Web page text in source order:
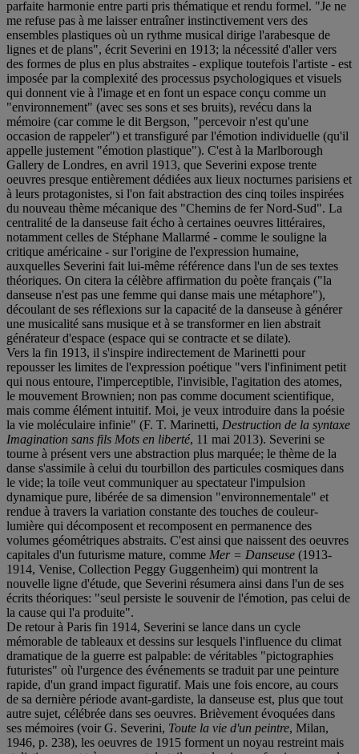
parfaite harmonie entre parti pris thématique et rendu formel. "Je ne
me refuse pas à me laisser entraîner instinctivement vers des
ensembles plastiques où un rythme musical dirige l'arabesque de
lignes et de plans", écrit Severini en 1913; la nécessité d'aller vers
des formes de plus en plus abstraites - explique toutefois l'artiste - est
imposée par la complexité des processus psychologiques et visuels
qui donnent vie à l'image et en font un espace conçu comme un
"environnement" (avec ses sons et ses bruits), revécu dans la
mémoire (car comme le dit Bergson, "percevoir n'est qu'une
occasion de rappeler") et transfiguré par l'émotion individuelle (qu'il
appelle justement "émotion plastique"). C'est à la Marlborough
Gallery de Londres, en avril 1913, que Severini expose trente
oeuvres presque entièrement dédiées aux lieux nocturnes parisiens et
à leurs protagonistes, si l'on fait abstraction des cinq toiles inspirées
du nouveau thème mécanique des "Chemins de fer Nord-Sud". La
centralité de la danseuse fait écho à certaines oeuvres littéraires,
notamment celles de Stéphane Mallarmé - comme le souligne la
critique américaine - sur l'origine de l'expression humaine,
auxquelles Severini fait lui-même référence dans l'un de ses textes
théoriques. On citera la célèbre affirmation du poète français ("la
danseuse n'est pas une femme qui danse mais une métaphore"),
découlant de ses réflexions sur la capacité de la danseuse à générer
une musicalité sans musique et à se transformer en lien abstrait
générateur d'espace (espace qui se contracte et se dilate).
Vers la fin 1913, il s'inspire indirectement de Marinetti pour
repousser les limites de l'expression poétique "vers l'infiniment petit
qui nous entoure, l'imperceptible, l'invisible, l'agitation des atomes,
le mouvement Brownien; non pas comme document scientifique,
mais comme élément intuitif. Moi, je veux introduire dans la poésie
la vie moléculaire infinie" (F. T. Marinetti, Destruction de la syntaxe
Imagination sans fils Mots en liberté, 11 mai 2013). Severini se
tourne à présent vers une abstraction plus marquée; le thème de la
danse s'assimile à celui du tourbillon des particules cosmiques dans
le vide; la toile veut communiquer au spectateur l'impulsion
dynamique pure, libérée de sa dimension "environnementale" et
rendue à travers la variation constante des touches de couleur-
lumière qui décomposent et recomposent en permanence des
volumes géométriques abstraits. C'est ainsi que naissent des oeuvres
capitales d'un futurisme mature, comme Mer = Danseuse (1913-
1914, Venise, Collection Peggy Guggenheim) qui montrent la
nouvelle ligne d'étude, que Severini résumera ainsi dans l'un de ses
écrits théoriques: "seul persiste le souvenir de l'émotion, pas celui de
la cause qui l'a produite".
De retour à Paris fin 1914, Severini se lance dans un cycle
mémorable de tableaux et dessins sur lesquels l'influence du climat
dramatique de la guerre est palpable: de véritables "pictographies
futuristes" où l'urgence des événements se traduit par une peinture
rapide, d'un grand impact figuratif. Mais une fois encore, au cours
de sa dernière période avant-gardiste, la danseuse est, plus que tout
autre sujet, célébrée dans ses oeuvres. Brièvement évoquées dans
ses mémoires (voir G. Severini, Toute la vie d'un peintre, Milan,
1946, p. 238), les oeuvres de 1915 forment un noyau restreint mais